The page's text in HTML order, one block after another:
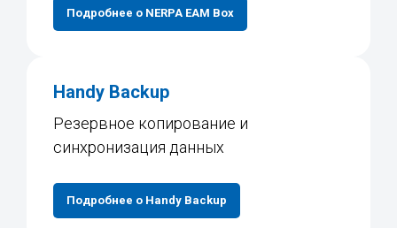
Подробнее о NERPA EAM Box
Handy Backup
Резервное копирование и
синхронизация данных
Подробнее о Handy Backup